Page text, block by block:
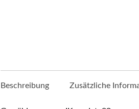
Beschreibung Zusätzliche